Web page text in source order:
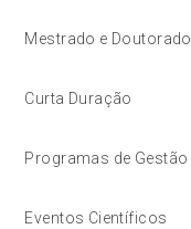
Mestrado e Doutorado
Curta Duração
Programas de Gestão
Eventos Científicos